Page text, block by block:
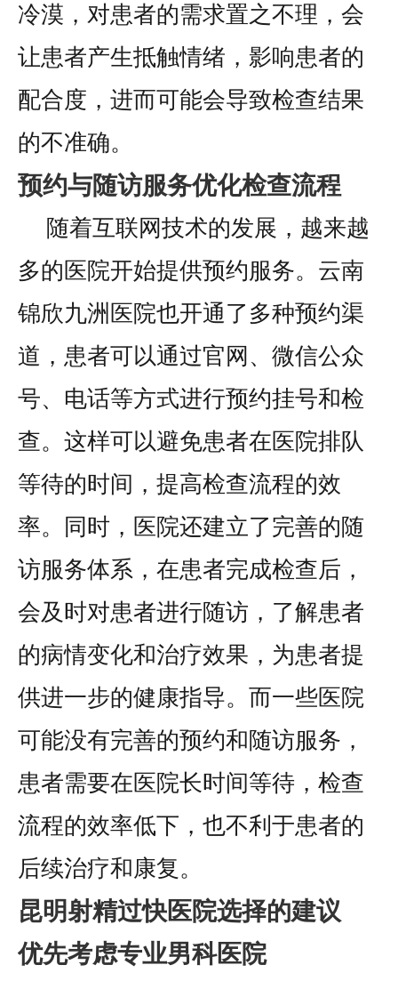
冷漠，对患者的需求置之不理，会
让患者产生抵触情绪，影响患者的
配合度，进而可能会导致检查结果
的不准确。
预约与随访服务优化检查流程
随着互联网技术的发展，越来越
多的医院开始提供预约服务。云南
锦欣九洲医院也开通了多种预约渠
道，患者可以通过官网、微信公众
号、电话等方式进行预约挂号和检
查。这样可以避免患者在医院排队
等待的时间，提高检查流程的效
率。同时，医院还建立了完善的随
访服务体系，在患者完成检查后，
会及时对患者进行随访，了解患者
的病情变化和治疗效果，为患者提
供进一步的健康指导。而一些医院
可能没有完善的预约和随访服务，
患者需要在医院长时间等待，检查
流程的效率低下，也不利于患者的
后续治疗和康复。
昆明射精过快医院选择的建议
优先考虑专业男科医院